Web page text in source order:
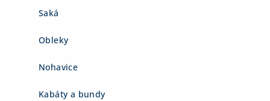
Saká
Obleky
Nohavice
Kabáty a bundy